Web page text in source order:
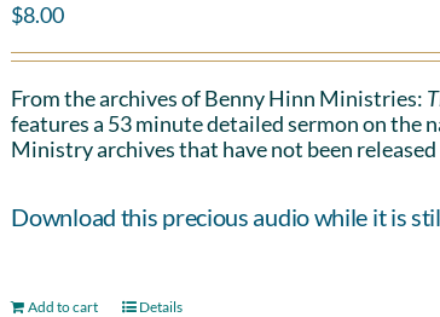
$8.00
From the archives of Benny Hinn Ministries:
features a 53 minute detailed sermon on the
Ministry archives that have not been released
Download this precious audio while it is
Add to cart Details